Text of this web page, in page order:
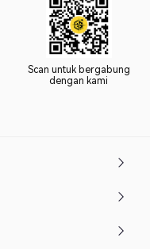
Scan untuk bergabung
dengan kami